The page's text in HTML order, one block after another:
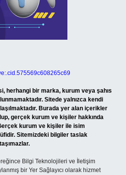
herhangi bir marka, kurum veya şahıs
Sitede yalnızca kendi
Burada yer alan içerikler
gerçek kurum ve kişiler hakkında
kurum ve kişiler ile isim
Sitemizdeki bilgiler taslak
Bilgi Teknolojileri ve İletişim
bir Yer Sağlayıcı olarak hizmet